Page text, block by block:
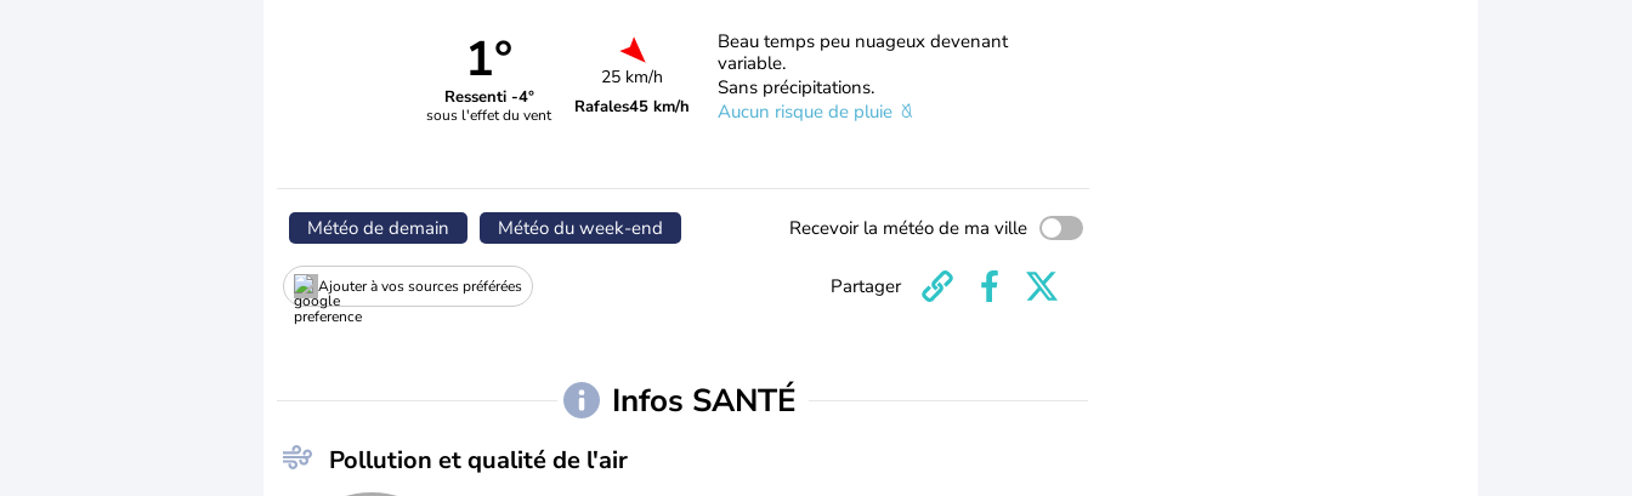
1°
Ressenti -4°
sous l'effet du vent
25 km/h
Rafales45 km/h
Beau temps peu nuageux devenant
variable.
Sans précipitations.
Aucun risque de pluie
Météo de demain Météo du week-end Recevoir la météo de ma ville
Ajouter à vos sources préférées Partager
Infos SANTÉ
Pollution et qualité de l'air